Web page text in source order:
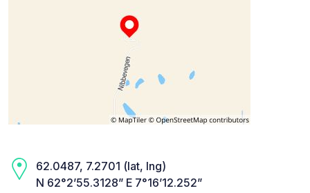
62.0487, 7.2701 (lat, lng)
N 62°2’55.3128” E 7°16’12.252”